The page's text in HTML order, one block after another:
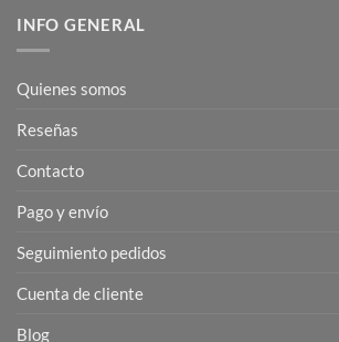
INFO GENERAL
Quienes somos
Reseñas
Contacto
Pago y envío
Seguimiento pedidos
Cuenta de cliente
Blog